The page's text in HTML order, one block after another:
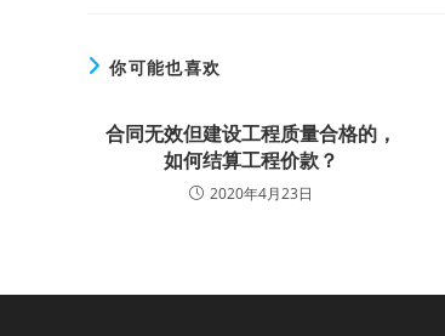
你可能也喜欢
合同无效但建设工程质量合格的，
如何结算工程价款？
2020年4月23日